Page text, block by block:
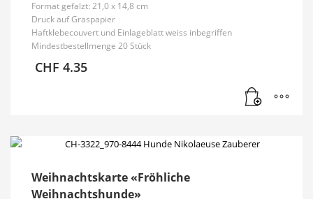
Format gefalzt: 21,0 x 14,8 cm
Druck auf Graspapier
Haftklebecouvert und Einlageblatt weiss inbegriffen
Mindestbestellmenge 20 Stück
CHF 4.35
Weihnachtskarte «Fröhliche
Weihnachtshunde»